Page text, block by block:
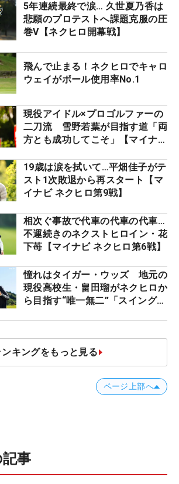
5年連続最終で涙… 久世夏乃香は
悲願のプロテストへ課題克服の圧
巻V【ネクヒロ開幕戦】
飛んで止まる！ネクヒロでキャロ
ウェイがボール使用率No.1
現役アイドル×プロゴルファーの
二刀流 雪野若葉が目指す道「両
方とも成功してこそ」【マイナビ
19歳は涙を拭いて…平畑佳子がテ
スト1次敗退から再スタート【マ
イナビ ネクヒロ第9戦】
相次ぐ事故で代車の代車の代車…
不運続きのネクストヒロイン・花
下苺【マイナビ ネクヒロ第6戦】
憧れはタイガー・ウッズ 地元の
現役高校生・畠田瑠がネクヒロか
ら目指す“唯一無二”「スイングは
ンキングをもっと見る
ページ上部へ
事